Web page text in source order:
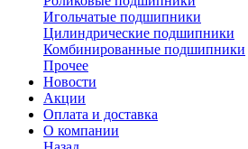
Игольчатые подшипники
Цилиндрические подшипники
Комбинированные подшипники
Прочее
Новости
Акции
Оплата и доставка
О компании